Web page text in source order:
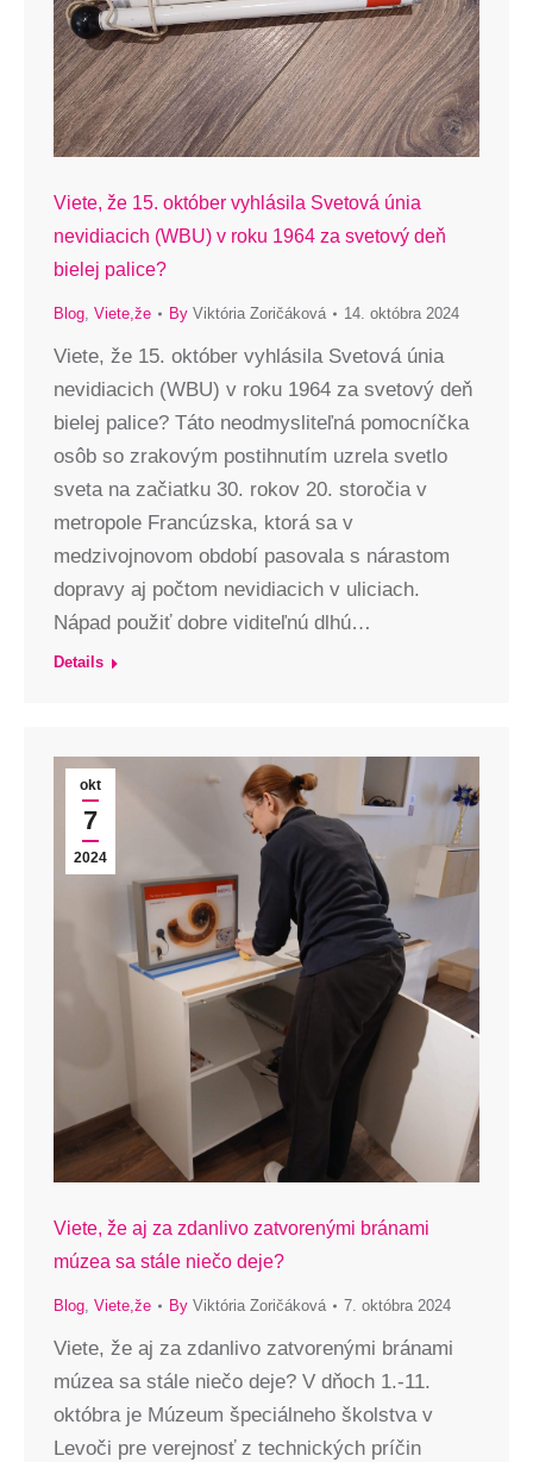
Viete, že 15. október vyhlásila Svetová únia
nevidiacich (WBU) v roku 1964 za svetový deň
bielej palice?
Blog, Viete,že By Viktória Zoričáková 14. októbra 2024
Viete, že 15. október vyhlásila Svetová únia
nevidiacich (WBU) v roku 1964 za svetový deň
bielej palice? Táto neodmysliteľná pomocníčka
osôb so zrakovým postihnutím uzrela svetlo
sveta na začiatku 30. rokov 20. storočia v
metropole Francúzska, ktorá sa v
medzivojnovom období pasovala s nárastom
dopravy aj počtom nevidiacich v uliciach.
Nápad použiť dobre viditeľnú dlhú…
Details
okt
7
2024
Viete, že aj za zdanlivo zatvorenými bránami
múzea sa stále niečo deje?
Blog, Viete,že By Viktória Zoričáková 7. októbra 2024
Viete, že aj za zdanlivo zatvorenými bránami
múzea sa stále niečo deje? V dňoch 1.-11.
októbra je Múzeum špeciálneho školstva v
Levoči pre verejnosť z technických príčin